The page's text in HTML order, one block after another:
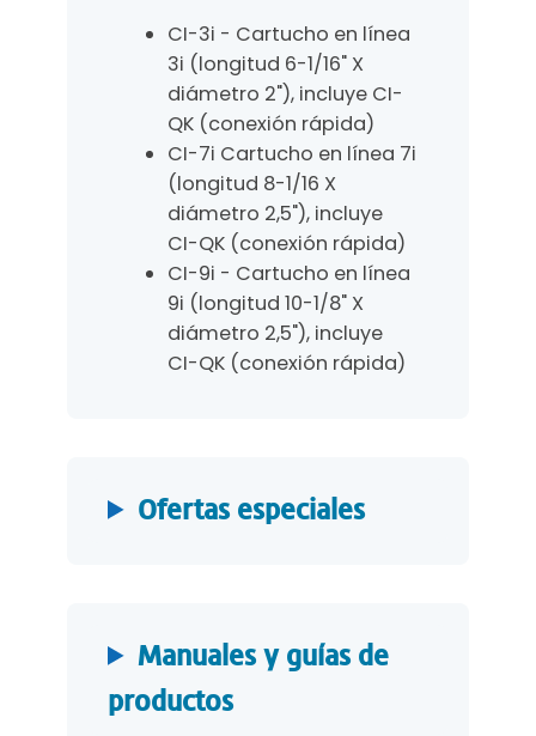
CI-3i - Cartucho en línea
3i (longitud 6-1/16" X
diámetro 2"), incluye CI-
QK (conexión rápida)
CI-7i Cartucho en línea 7i
(longitud 8-1/16 X
diámetro 2,5"), incluye
CI-QK (conexión rápida)
CI-9i - Cartucho en línea
9i (longitud 10-1/8" X
diámetro 2,5"), incluye
CI-QK (conexión rápida)
Ofertas especiales
Manuales y guías de
productos